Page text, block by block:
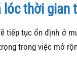
lóc thời gian
tiếp tục ổn định ở
trong việc mở